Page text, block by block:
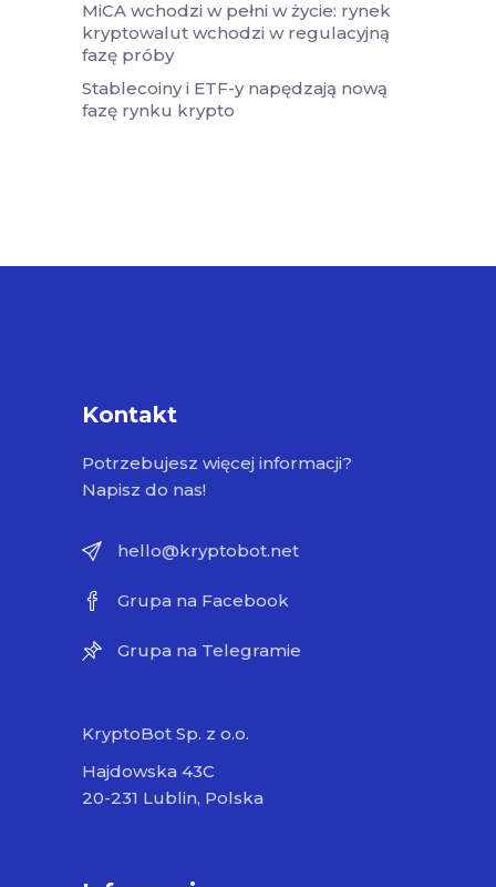
MiCA wchodzi w pełni w życie: rynek
kryptowalut wchodzi w regulacyjną
fazę próby
Stablecoiny i ETF-y napędzają nową
fazę rynku krypto
Kontakt
Potrzebujesz więcej informacji?
Napisz do nas!
hello@kryptobot.net
Grupa na Facebook
Grupa na Telegramie
KryptoBot Sp. z o.o.
Hajdowska 43C
20-231 Lublin, Polska